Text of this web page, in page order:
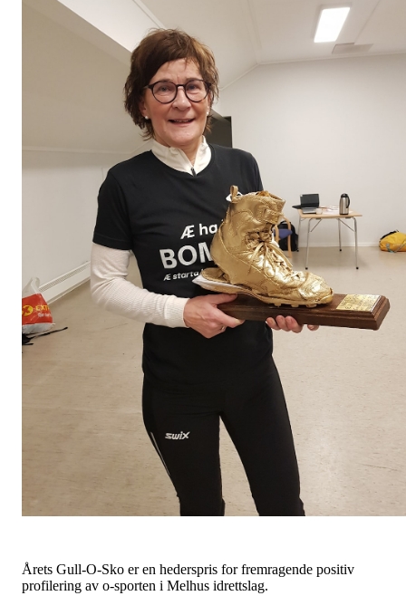
Årets Gull-O-Sko er en hederspris for fremragende positiv
profilering av o-sporten i Melhus idrettslag.